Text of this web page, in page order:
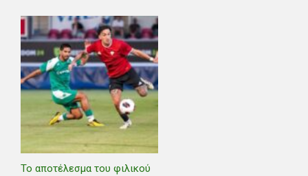
Το αποτέλεσμα του φιλικού